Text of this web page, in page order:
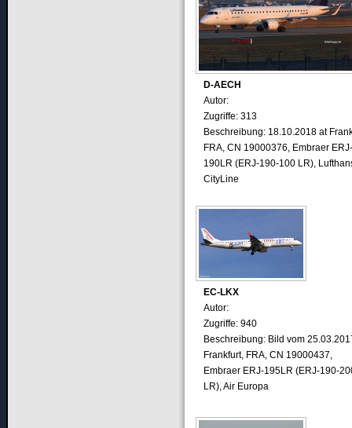
D-AECH
Autor:
Zugriffe: 313
Beschreibung: 18.10.2018 at
FRA, CN 19000376, Embraer ERJ-
190LR (ERJ-190-100 LR),
CityLine
EC-LKX
Autor:
Zugriffe: 940
Beschreibung: Bild vom
Frankfurt, FRA, CN 19000437,
Embraer ERJ-195LR (ERJ-190-
LR), Air Europa